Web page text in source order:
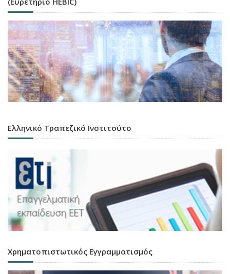
Ελληνικό Τραπεζικό Ινστιτούτο
Χρηματοπιστωτικός Εγγραμματισμός